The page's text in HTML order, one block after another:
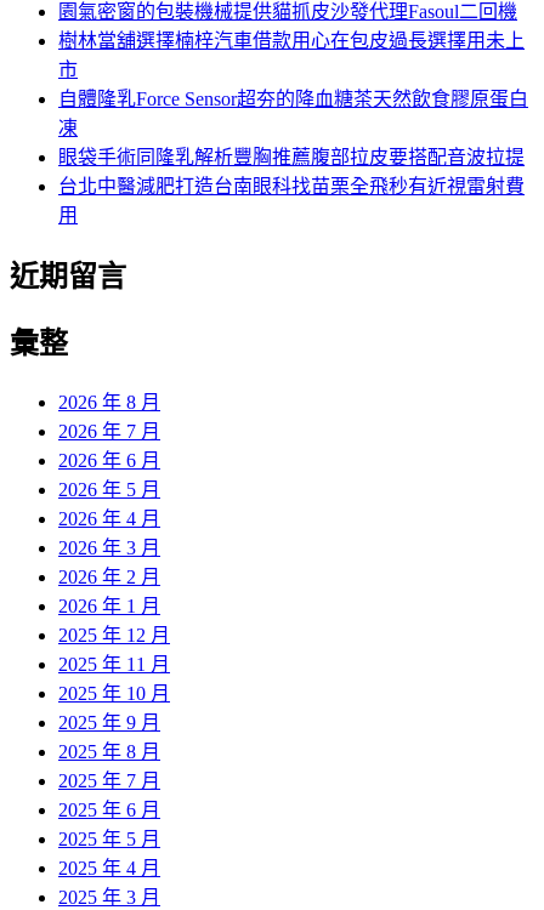
園氣密窗的包裝機械提供貓抓皮沙發代理Fasoul二回機
樹林當舖選擇楠梓汽車借款用心在包皮過長選擇用未上
市
自體隆乳Force Sensor超夯的降血糖茶天然飲食膠原蛋白
凍
眼袋手術同隆乳解析豐胸推薦腹部拉皮要搭配音波拉提
台北中醫減肥打造台南眼科找苗栗全飛秒有近視雷射費
用
近期留言
彙整
2026 年 8 月
2026 年 7 月
2026 年 6 月
2026 年 5 月
2026 年 4 月
2026 年 3 月
2026 年 2 月
2026 年 1 月
2025 年 12 月
2025 年 11 月
2025 年 10 月
2025 年 9 月
2025 年 8 月
2025 年 7 月
2025 年 6 月
2025 年 5 月
2025 年 4 月
2025 年 3 月